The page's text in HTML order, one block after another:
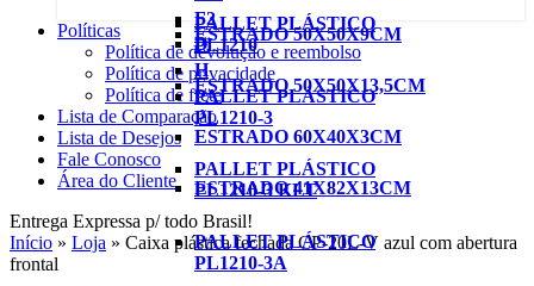
D
PJ
PJ
PK
PK
F2
H
L
M
MV8
MXL
ESTRADO 50X50X9CM
ESTRADO 50X50X13,5CM
ESTRADO 60X40X3CM
ESTRADO 41X82X13CM
ESTRADO 41X82X25CM
PALLET PLÁSTICO
PL1210
PALLET PLÁSTICO
PL1210-3
PALLET PLÁSTICO
PL1210-3 KLT
PALLET PLÁSTICO
PL1210-3A
Políticas
Política de devolução e reembolso
Política de privacidade
Política de frete
Lista de Comparação
Lista de Desejos
Fale Conosco
Área do Cliente
Entrega Expressa p/ todo Brasil!
Início » Loja » Caixa plástica fechada CP-20L-V azul com abertura
frontal